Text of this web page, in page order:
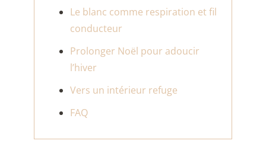
Le blanc comme respiration et fil
conducteur
Prolonger Noël pour adoucir
l’hiver
Vers un intérieur refuge
FAQ